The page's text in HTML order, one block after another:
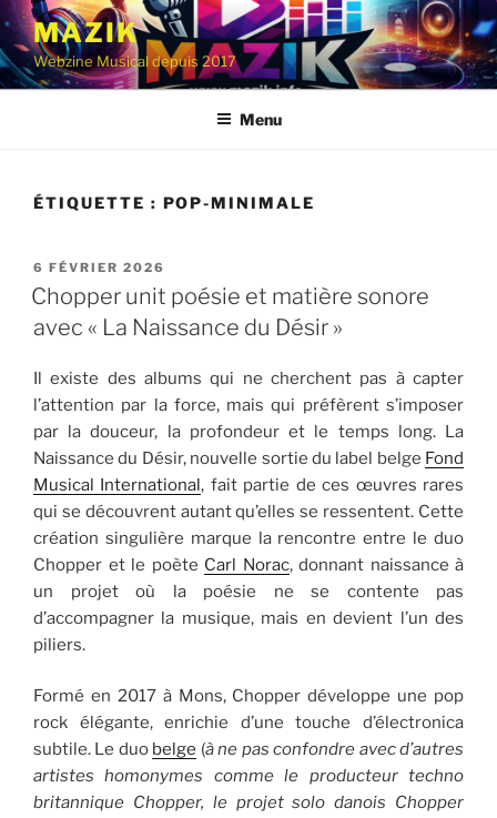
Aller
contenu
principal
MAZIK
Webzine Musical depuis 2017
Menu
ÉTIQUETTE : POP-MINIMALE
PUBLIÉ
LE
6 FÉVRIER 2026
Chopper unit poésie et matière sonore
avec « La Naissance du Désir »
Il existe des albums qui ne cherchent pas à capter
l’attention par la force, mais qui préfèrent s’imposer
par la douceur, la profondeur et le temps long. La
Naissance du Désir, nouvelle sortie du label belge Fond
Musical International, fait partie de ces œuvres rares
qui se découvrent autant qu’elles se ressentent. Cette
création singulière marque la rencontre entre le duo
Chopper et le poète Carl Norac, donnant naissance à
un projet où la poésie ne se contente pas
d’accompagner la musique, mais en devient l’un des
piliers.
Formé en 2017 à Mons, Chopper développe une pop
rock élégante, enrichie d’une touche d’électronica
subtile. Le duo belge (à ne pas confondre avec d’autres
artistes homonymes comme le producteur techno
britannique Chopper, le projet solo danois Chopper